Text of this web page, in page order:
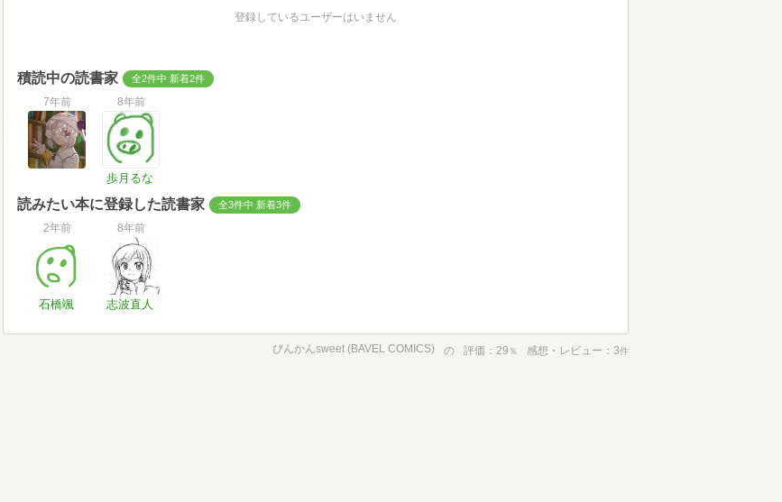
登録しているユーザーはいません
積読中の読書家 全2件中 新着2件
7年前 8年前
歩月るな
読みたい本に登録した読書家 全3件中 新着3件
2年前
石橋颯
8年前
志波直人
びんかんsweet (BAVEL COMICS) の 評価 29 ％ 感想・レビュー 3件